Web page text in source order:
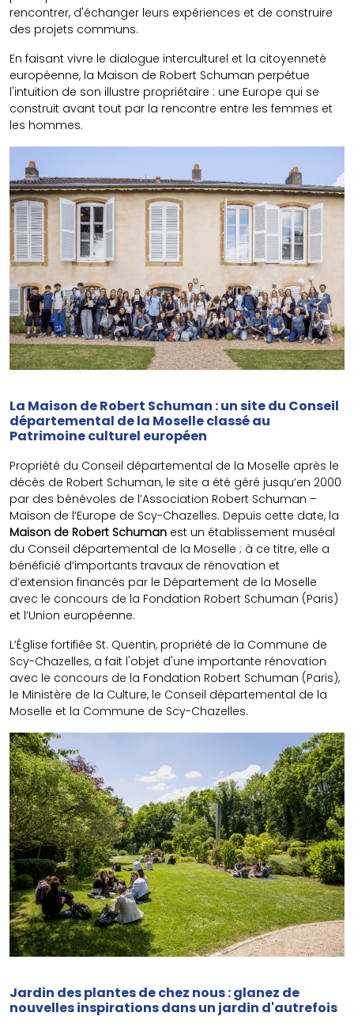
rencontrer, d'échanger leurs expériences et de construire
des projets communs.
En faisant vivre le dialogue interculturel et la citoyenneté
européenne, la Maison de Robert Schuman perpétue
l'intuition de son illustre propriétaire : une Europe qui se
construit avant tout par la rencontre entre les femmes et
les hommes.
La Maison de Robert Schuman : un site du Conseil
départemental de la Moselle classé au
Patrimoine culturel européen
Propriété du Conseil départemental de la Moselle après le
décès de Robert Schuman, le site a été géré jusqu’en 2000
par des bénévoles de l’Association Robert Schuman –
Maison de l’Europe de Scy-Chazelles. Depuis cette date, la
Maison de Robert Schuman est un établissement muséal
du Conseil départemental de la Moselle ; à ce titre, elle a
bénéficié d’importants travaux de rénovation et
d’extension financés par le Département de la Moselle
avec le concours de la Fondation Robert Schuman (Paris)
et l’Union européenne.
L’Église fortifiée St. Quentin, propriété de la Commune de
Scy-Chazelles, a fait l'objet d'une importante rénovation
avec le concours de la Fondation Robert Schuman (Paris),
le Ministère de la Culture, le Conseil départemental de la
Moselle et la Commune de Scy-Chazelles.
Jardin des plantes de chez nous : glanez de
nouvelles inspirations dans un jardin d'autrefois